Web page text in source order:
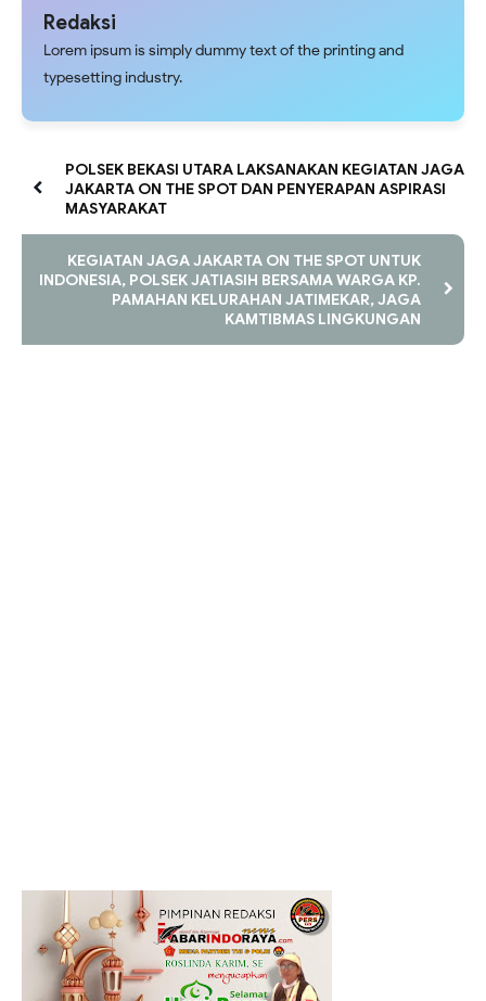
Redaksi
Lorem ipsum is simply dummy text of the printing and
typesetting industry.
POLSEK BEKASI UTARA LAKSANAKAN KEGIATAN JAGA
JAKARTA ON THE SPOT DAN PENYERAPAN ASPIRASI
MASYARAKAT
KEGIATAN JAGA JAKARTA ON THE SPOT UNTUK
INDONESIA, POLSEK JATIASIH BERSAMA WARGA KP.
PAMAHAN KELURAHAN JATIMEKAR, JAGA
KAMTIBMAS LINGKUNGAN